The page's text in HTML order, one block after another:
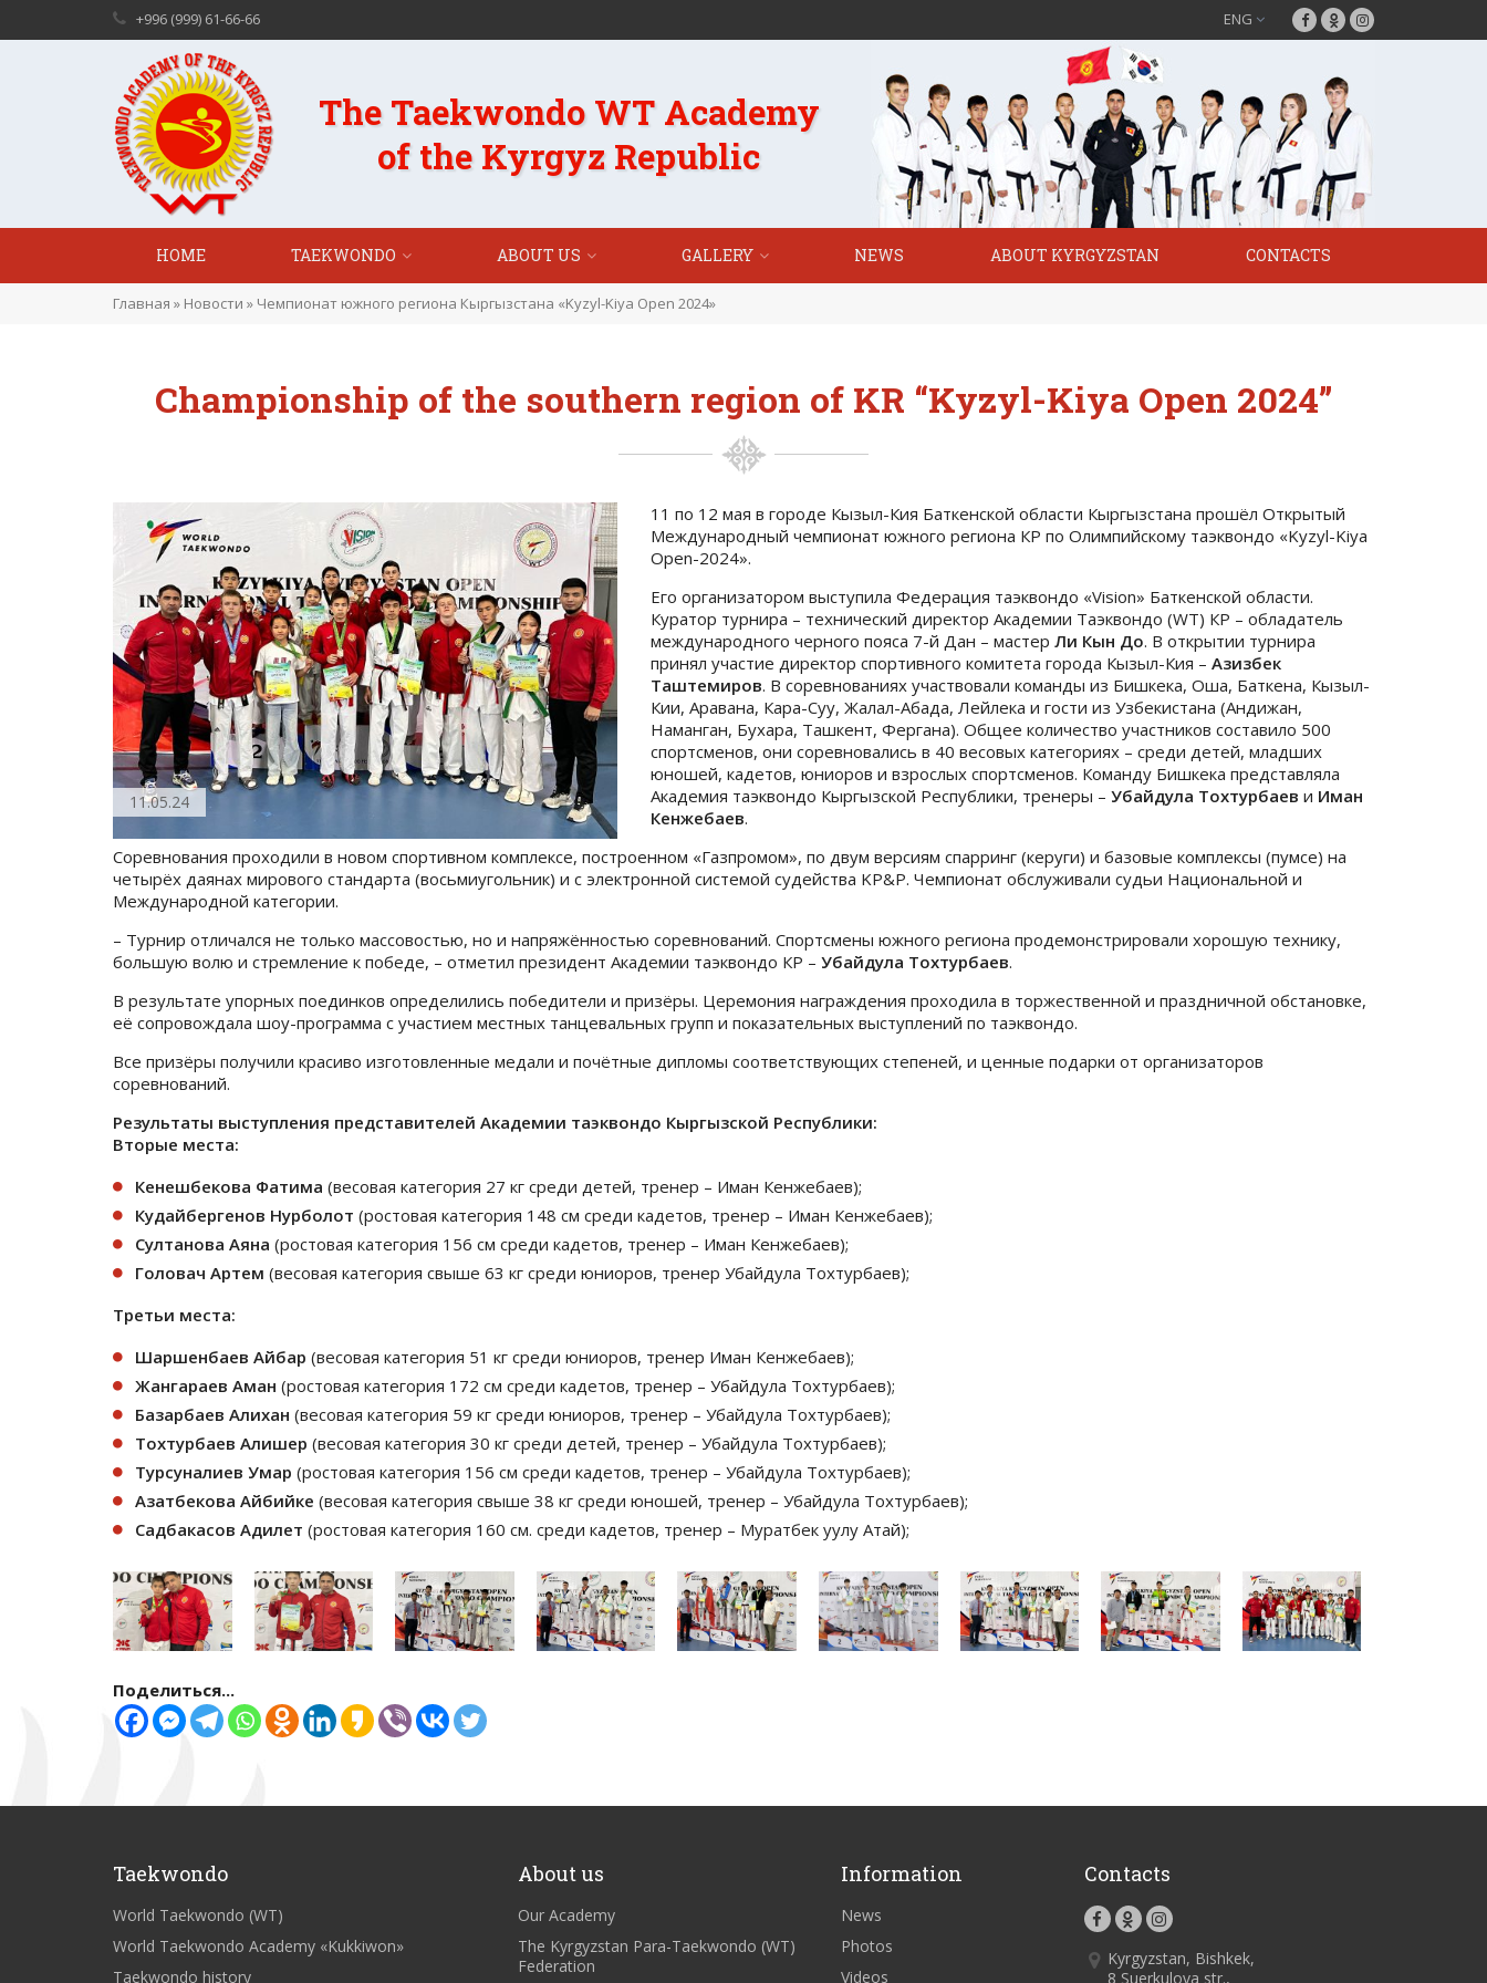
+996 (999) 61-66-66 ENG
The Taekwondo WT Academy
of the Kyrgyz Republic
HOME TAEKWONDO ABOUT US GALLERY NEWS ABOUT KYRGYZSTAN CONTACTS
Главная » Новости » Чемпионат южного региона Кыргызстана «Kyzyl-Kiya Open 2024»
Championship of the southern region of KR “Kyzyl-Kiya Open 2024”
11.05.24
11 по 12 мая в городе Кызыл-Кия Баткенской области Кыргызстана прошёл Открытый
Международный чемпионат южного региона КР по Олимпийскому таэквондо «Kyzyl-Kiya
Open-2024».
Его организатором выступила Федерация таэквондо «Vision» Баткенской области.
Куратор турнира – технический директор Академии Таэквондо (WT) КР – обладатель
международного черного пояса 7-й Дан – мастер Ли Кын До. В открытии турнира
принял участие директор спортивного комитета города Кызыл-Кия – Азизбек
Таштемиров. В соревнованиях участвовали команды из Бишкека, Оша, Баткена, Кызыл-
Кии, Аравана, Кара-Суу, Жалал-Абада, Лейлека и гости из Узбекистана (Андижан,
Наманган, Бухара, Ташкент, Фергана). Общее количество участников составило 500
спортсменов, они соревновались в 40 весовых категориях – среди детей, младших
юношей, кадетов, юниоров и взрослых спортсменов. Команду Бишкека представляла
Академия таэквондо Кыргызской Республики, тренеры – Убайдула Тохтурбаев и Иман
Кенжебаев.
Соревнования проходили в новом спортивном комплексе, построенном «Газпромом», по двум версиям спарринг (керуги) и базовые комплексы (пумсе) на
четырёх даянах мирового стандарта (восьмиугольник) и с электронной системой судейства KP&P. Чемпионат обслуживали судьи Национальной и
Международной категории.
– Турнир отличался не только массовостью, но и напряжённостью соревнований. Спортсмены южного региона продемонстрировали хорошую технику,
большую волю и стремление к победе, – отметил президент Академии таэквондо КР – Убайдула Тохтурбаев.
В результате упорных поединков определились победители и призёры. Церемония награждения проходила в торжественной и праздничной обстановке,
её сопровождала шоу-программа с участием местных танцевальных групп и показательных выступлений по таэквондо.
Все призёры получили красиво изготовленные медали и почётные дипломы соответствующих степеней, и ценные подарки от организаторов
соревнований.
Результаты выступления представителей Академии таэквондо Кыргызской Республики:
Вторые места:
Кенешбекова Фатима (весовая категория 27 кг среди детей, тренер – Иман Кенжебаев);
Кудайбергенов Нурболот (ростовая категория 148 см среди кадетов, тренер – Иман Кенжебаев);
Султанова Аяна (ростовая категория 156 см среди кадетов, тренер – Иман Кенжебаев);
Головач Артем (весовая категория свыше 63 кг среди юниоров, тренер Убайдула Тохтурбаев);
Третьи места:
Шаршенбаев Айбар (весовая категория 51 кг среди юниоров, тренер Иман Кенжебаев);
Жангараев Аман (ростовая категория 172 см среди кадетов, тренер – Убайдула Тохтурбаев);
Базарбаев Алихан (весовая категория 59 кг среди юниоров, тренер – Убайдула Тохтурбаев);
Тохтурбаев Алишер (весовая категория 30 кг среди детей, тренер – Убайдула Тохтурбаев);
Турсуналиев Умар (ростовая категория 156 см среди кадетов, тренер – Убайдула Тохтурбаев);
Азатбекова Айбийке (весовая категория свыше 38 кг среди юношей, тренер – Убайдула Тохтурбаев);
Садбакасов Адилет (ростовая категория 160 см. среди кадетов, тренер – Муратбек уулу Атай);
Поделиться...
Taekwondo
World Taekwondo (WT)
World Taekwondo Academy «Kukkiwon»
Taekwondo history
About us
Our Academy
The Kyrgyzstan Para-Taekwondo (WT)
Federation
Information
News
Photos
Videos
Contacts
Kyrgyzstan, Bishkek,
8 Suerkulova str.,